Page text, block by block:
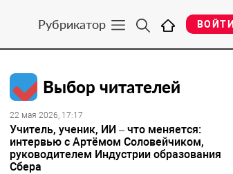
Рубрикатор ВОЙТИ
Выбор читателей
22 мая 2026, 17:17
Учитель, ученик, ИИ – что меняется:
интервью с Артёмом Соловейчиком,
руководителем Индустрии образования
Сбера